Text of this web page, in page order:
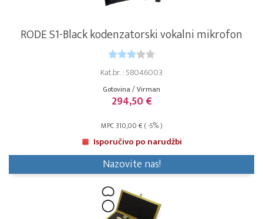
RODE S1-Black kodenzatorski vokalni mikrofon
Kat.br. : 58046003
Gotovina / Virman
294,50 €
MPC 310,00 € ( -5% )
Isporučivo po narudžbi
Nazovite nas!